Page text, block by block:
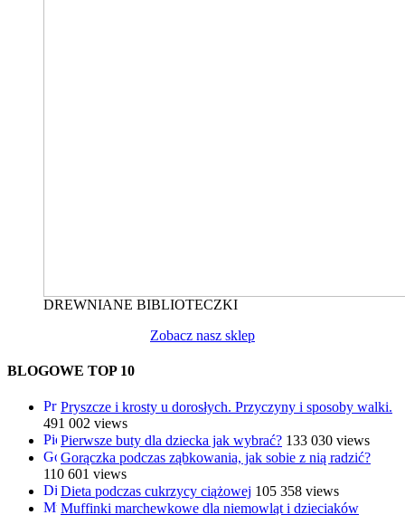
DREWNIANE BIBLIOTECZKI
Zobacz nasz sklep
BLOGOWE TOP 10
Pryszcze i krosty u dorosłych. Przyczyny i sposoby walki.
491 002 views
Pierwsze buty dla dziecka jak wybrać? 133 030 views
Gorączka podczas ząbkowania, jak sobie z nią radzić?
110 601 views
Dieta podczas cukrzycy ciążowej 105 358 views
Muffinki marchewkowe dla niemowląt i dzieciaków